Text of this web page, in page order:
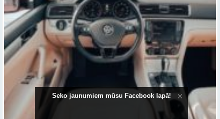
Volkswagen Passat uzturēšana: praktiska pieeja ilgākam
kalpošanas laikam
Seko jaunumiem mūsu Facebook lapā!